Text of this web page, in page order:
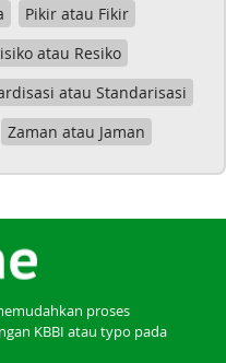
Pikir atau Fikir
atau Resiko
atau Standarisasi
Zaman atau Jaman
proses
KBBI atau typo pada